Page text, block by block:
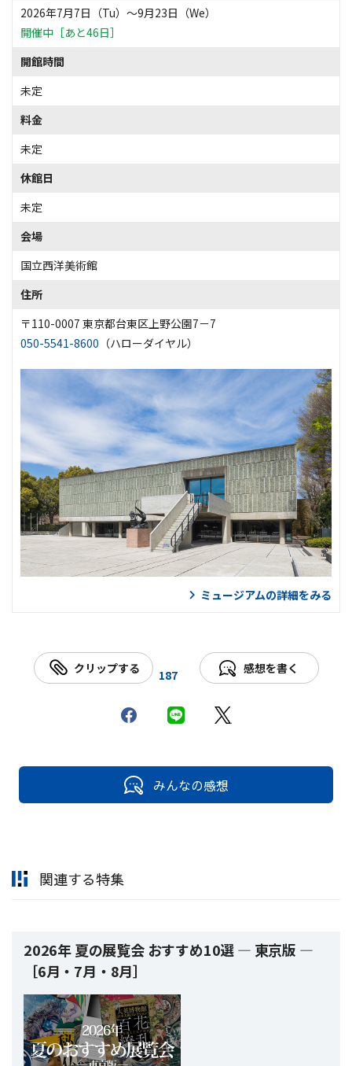
2026年7月7日（Tu）〜9月23日（We）
開催中［あと46日］
開館時間
未定
料金
未定
休館日
未定
会場
国立西洋美術館
住所
〒110-0007 東京都台東区上野公園7－7
050-5541-8600 （ハローダイヤル）
ミュージアムの詳細をみる
クリップする 187 感想を書く
みんなの感想
関連する特集
2026年 夏の展覧会 おすすめ10選 ― 東京版 ―
［6月・7月・8月］